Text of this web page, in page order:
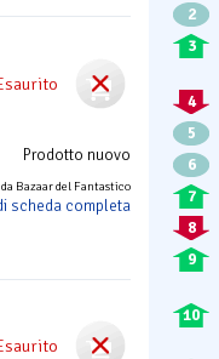
Prodotto nuovo
Bazaar del Fantastico
scheda completa
2
3
4
5
6
7
8
9
10